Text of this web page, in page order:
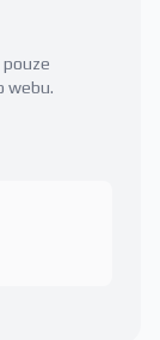
pouze
webu.